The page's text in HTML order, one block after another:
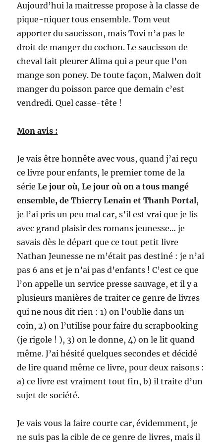
Aujourd’hui la maitresse propose à la classe de
pique-niquer tous ensemble. Tom veut
apporter du saucisson, mais Tovi n’a pas le
droit de manger du cochon. Le saucisson de
cheval fait pleurer Alima qui a peur que l’on
mange son poney. De toute façon, Malwen doit
manger du poisson parce que demain c’est
vendredi. Quel casse-tête !
Mon avis :
Je vais être honnête avec vous, quand j’ai reçu
ce livre pour enfants, le premier tome de la
sérieLe jour où,Le jour où on a tous mangé
ensemble, de Thierry Lenain et Thanh Portal,
je l’ai pris un peu mal car, s’il est vrai que je lis
avec grand plaisir des romans jeunesse… je
savais dès le départ que ce tout petit livre
Nathan Jeunesse ne m’était pas destiné : je n’ai
pas 6 ans et je n’ai pas d’enfants ! C’est ce que
l’on appelle un service presse sauvage, et il y a
plusieurs manières de traiter ce genre de livres
qui ne nous dit rien : 1) on l’oublie dans un
coin, 2) on l’utilise pour faire du scrapbooking
(je rigole ! ), 3) on le donne, 4) on le lit quand
même. J’ai hésité quelques secondes et décidé
de lire quand même ce livre, pour deux raisons :
a) ce livre est vraiment tout fin, b) il traite d’un
sujet de société.
Je vais vous la faire courte car, évidemment, je
ne suis pas la cible de ce genre de livres, mais il